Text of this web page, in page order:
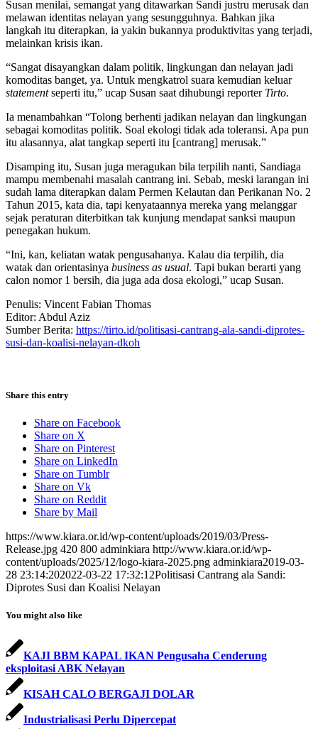
Susan menilai, semangat yang ditawarkan Sandi justru merusak dan
melawan identitas nelayan yang sesungguhnya. Bahkan jika
langkah itu diterapkan, ia yakin bukannya produktivitas yang terjadi,
melainkan krisis ikan.
“Sangat disayangkan dalam politik, lingkungan dan nelayan jadi
komoditas banget, ya. Untuk mengkatrol suara kemudian keluar
statementseperti itu,” ucap Susan saat dihubungi reporter Tirto.
Ia menambahkan “Tolong berhenti jadikan nelayan dan lingkungan
sebagai komoditas politik. Soal ekologi tidak ada toleransi. Apa pun
itu alasannya, alat tangkap seperti itu [cantrang] merusak.”
Disamping itu, Susan juga meragukan bila terpilih nanti, Sandiaga
mampu membenahi masalah cantrang ini. Sebab, meski larangan ini
sudah lama diterapkan dalam Permen Kelautan dan Perikanan No. 2
Tahun 2015, kata dia, tapi kenyataannya mereka yang melanggar
sejak peraturan diterbitkan tak kunjung mendapat sanksi maupun
penegakan hukum.
“Ini, kan, keliatan watak pengusahanya. Kalau dia terpilih, dia
watak dan orientasinya business as usual. Tapi bukan berarti yang
calon nomor 1 bersih, dia juga ada dosa ekologi,” ucap Susan.
Penulis: Vincent Fabian Thomas
Editor: Abdul Aziz
Sumber Berita: https://tirto.id/politisasi-cantrang-ala-sandi-diprotes-
susi-dan-koalisi-nelayan-dkoh
Share this entry
Share on Facebook
Share on X
Share on Pinterest
Share on LinkedIn
Share on Tumblr
Share on Vk
Share on Reddit
Share by Mail
https://www.kiara.or.id/wp-content/uploads/2019/03/Press-
Release.jpg 420 800 adminkiara http://www.kiara.or.id/wp-
content/uploads/2025/12/logo-kiara-2025.png adminkiara2019-03-
28 23:14:202022-03-22 17:32:12Politisasi Cantrang ala Sandi:
Diprotes Susi dan Koalisi Nelayan
You might also like
KAJI BBM KAPAL IKAN Pengusaha Cenderung
eksploitasi ABK Nelayan
KISAH CALO BERGAJI DOLAR
Industrialisasi Perlu Dipercepat